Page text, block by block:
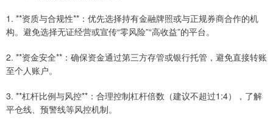
1. **资质与合规性**：优先选择持有金融牌照或与正规券商合作的机
构。避免选择无证经营或宣传“零风险”“高收益”的平台。
2. **资金安全**：确保资金通过第三方存管或银行托管，避免直接转账
至个人账户。
3. **杠杆比例与风控**：合理控制杠杆倍数（建议不超过1:4），了解
平仓线、预警线等风控机制。